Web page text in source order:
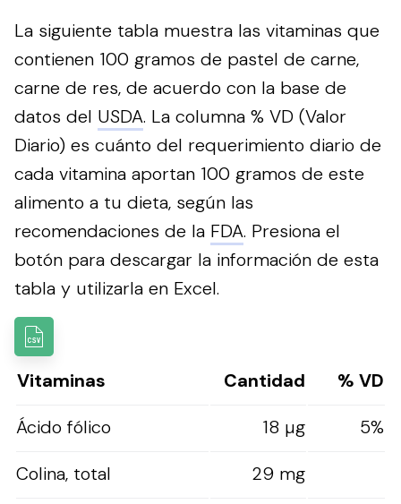
La siguiente tabla muestra las vitaminas que
contienen 100 gramos de pastel de carne,
carne de res, de acuerdo con la base de
datos del USDA. La columna % VD (Valor
Diario) es cuánto del requerimiento diario de
cada vitamina aportan 100 gramos de este
alimento a tu dieta, según las
recomendaciones de la FDA. Presiona el
botón para descargar la información de esta
tabla y utilizarla en Excel.
Vitaminas Cantidad
% VD
Ácido fólico
18 µg
5%
Colina, total
29 mg